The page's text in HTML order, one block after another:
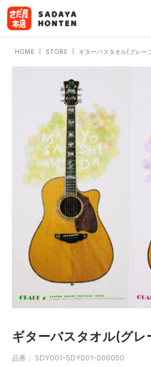
HOME STORE ギターバスタオル(グレー
ギターバスタオル(グレ
品番： SDY001-SDY001-000050